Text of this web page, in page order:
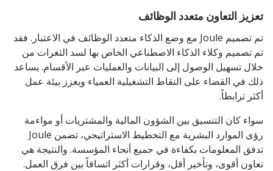
تعزيز التعاون متعدد الوظائف
تم تصميم Joule مع وضع الذكاء متعدد الوظائف في الاعتبار. فقد
تم تصميم وكلاء الذكاء الاصطناعي الخاص بها لسد الثغرات من
خلال تسهيل الوصول إلى البيانات والعمليات عبر الأقسام. يساعد
ذلك في القضاء على النقاط التشغيلية العمياء ويعزز بيئة عمل
أكثر ترابطاً.
سواء كان التنسيق بين الشؤون المالية والمشتريات أو مواءمة
رؤى الموارد البشرية مع التخطيط الاستراتيجي، تضمن Joule
تدفق المعلومات بكفاءة في جميع أنحاء المؤسسة. والنتيجة هي
تعاون أقوى، وتأخير أقل، وقرارات أكثر اتساقاً بين فرق العمل.